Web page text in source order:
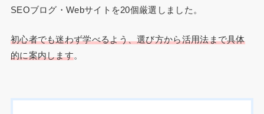
SEOブログ・Webサイトを20個厳選しました。
初心者でも迷わず学べるよう、選び方から活用法まで具体
的に案内します。